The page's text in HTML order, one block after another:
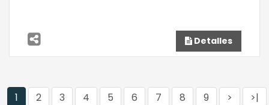
Detalles
1 2 3 4 5 6 7 8 9 > >|